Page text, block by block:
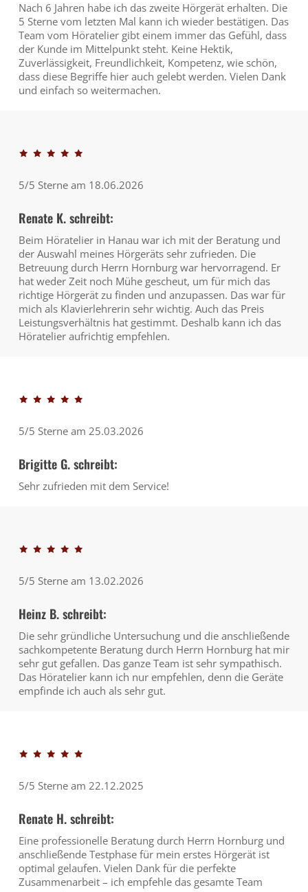
Nach 6 Jahren habe ich das zweite Hörgerät erhalten. Die
5 Sterne vom letzten Mal kann ich wieder bestätigen. Das
Team vom Höratelier gibt einem immer das Gefühl, dass
der Kunde im Mittelpunkt steht. Keine Hektik,
Zuverlässigkeit, Freundlichkeit, Kompetenz, wie schön,
dass diese Begriffe hier auch gelebt werden. Vielen Dank
und einfach so weitermachen.
5/5 Sterne am 18.06.2026
Renate K. schreibt:
Beim Höratelier in Hanau war ich mit der Beratung und
der Auswahl meines Hörgeräts sehr zufrieden. Die
Betreuung durch Herrn Hornburg war hervorragend. Er
hat weder Zeit noch Mühe gescheut, um für mich das
richtige Hörgerät zu finden und anzupassen. Das war für
mich als Klavierlehrerin sehr wichtig. Auch das Preis
Leistungsverhältnis hat gestimmt. Deshalb kann ich das
Höratelier aufrichtig empfehlen.
5/5 Sterne am 25.03.2026
Brigitte G. schreibt:
Sehr zufrieden mit dem Service!
5/5 Sterne am 13.02.2026
Heinz B. schreibt:
Die sehr gründliche Untersuchung und die anschließende
sachkompetente Beratung durch Herrn Hornburg hat mir
sehr gut gefallen. Das ganze Team ist sehr sympathisch.
Das Höratelier kann ich nur empfehlen, denn die Geräte
empfinde ich auch als sehr gut.
5/5 Sterne am 22.12.2025
Renate H. schreibt:
Eine professionelle Beratung durch Herrn Hornburg und
anschließende Testphase für mein erstes Hörgerät ist
optimal gelaufen. Vielen Dank für die perfekte
Zusammenarbeit – ich empfehle das gesamte Team